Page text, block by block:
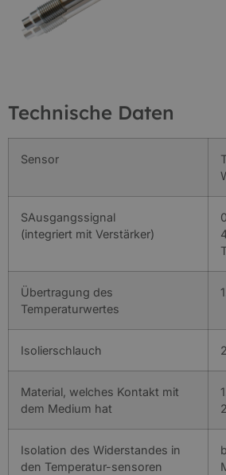
Technische Daten
Sensor
SAusgangssignal
(integriert mit Verstärker)
Übertragung des
Temperaturwertes
Isolierschlauch
Material, welches Kontakt mit
dem Medium hat
Isolation des Widerstandes in
den Temperatur-sensoren